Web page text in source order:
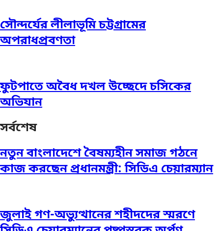
সৌন্দর্যের লীলাভূমি চট্টগ্রামের
অপরাধপ্রবণতা
ফুটপাতে অবৈধ দখল উচ্ছেদে চসিকের
অভিযান
সর্বশেষ
নতুন বাংলাদেশে বৈষম্যহীন সমাজ গঠনে
কাজ করছেন প্রধানমন্ত্রী: সিডিএ চেয়ারম্যান
জুলাই গণ-অভ্যুত্থানের শহীদদের স্মরণে